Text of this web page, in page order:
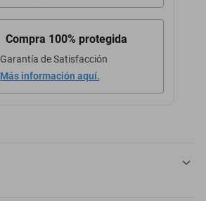
Compra 100% protegida
Garantía de Satisfacción
Más información aquí.